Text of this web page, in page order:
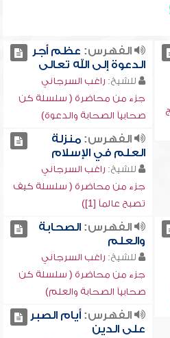
الفهرس: عظم أجر
الدعوة إلى الله تعالى
للشيخ: راغب السرجاني
جزء من محاضرة ( سلسلة كن
صحابياً الصحابة والدعوة)
الفهرس:منزلة
العلم في الإسلام
للشيخ: راغب السرجاني
جزء من محاضرة ( سلسلة كيف
تصبح عالماً [1])
الفهرس:الصحابة
والعلم
للشيخ: راغب السرجاني
جزء من محاضرة ( سلسلة كن
صحابياً الصحابة والعلم)
الفهرس:أيام الصبر
على الدين